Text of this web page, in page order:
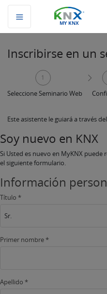
MY KNX
Inscribirse en un
1
Seleccione Seminario Web
Este asistente le guiará a través
Soy nuevo en KNX
Si Usted es nuevo en MyKNX
el siguiente formulario.
Información
Título *
Sr.
Primer nombre *
Apellido *